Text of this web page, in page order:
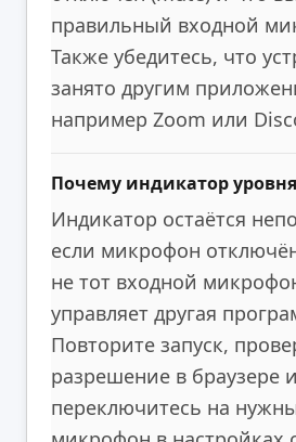
правильный входной
Также убедитесь, что
занято другим
например Zoom или
Почему индикатор
Индикатор остаётся
если микрофон
не тот входной
управляет другая
Повторите запуск,
разрешение в браузере и
переключитесь на